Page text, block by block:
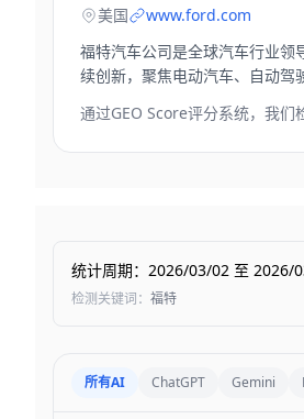
美国
www.ford.com
福特汽车公司是全球汽车行业领
续创新，聚焦电动汽车、自动驾
通过GEO Score评分系统，我们
统计周期： 2026/03/02 至 2026/
检测关键词： 福特
所有AI ChatGPT Gemini